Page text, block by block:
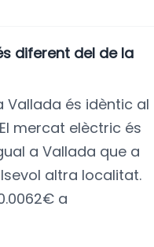
diferent del de la
Vallada és idèntic al
mercat elèctric és
a Vallada que a
altra localitat.
a